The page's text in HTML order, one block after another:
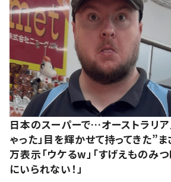
日本のスーパーで…オーストラリア
ゃった」目を輝かせて持ってきた”
万表示「ウケるw」「すげえものみ
にいられない！」